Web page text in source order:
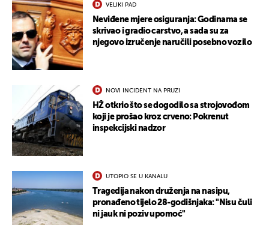
VELIKI PAD
Neviđene mjere osiguranja: Godinama se
skrivao i gradio carstvo, a sada su za
njegovo izručenje naručili posebno vozilo
NOVI INCIDENT NA PRUZI
HŽ otkrio što se dogodilo sa strojovođom
koji je prošao kroz crveno: Pokrenut
inspekcijski nadzor
UTOPIO SE U KANALU
Tragedija nakon druženja na nasipu,
pronađeno tijelo 28-godišnjaka: "Nisu čuli
ni jauk ni poziv upomoć"
UKLJUČITE NOTIFIKACIJE